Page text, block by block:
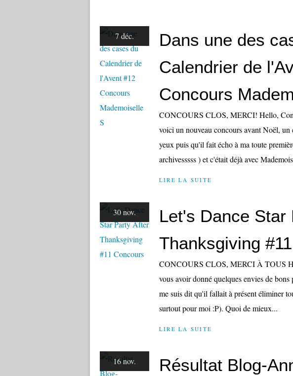
7 déc.
Dans une des
Calendrier de
Concours
CONCOURS CLOS, MERCI! Hello,
voici un nouveau concours avant Noël, un
yeux puis qu'il fait écho à ma toute
archivesssss ) et c'était déjà avec
LIRE LA SUITE
30 nov.
Let's Dance Star
Thanksgiving
CONCOURS CLOS, MERCI À TOUS
vous avoir donné quelques envies de
me suis dit qu'il fallait à présent éliminer
surtout pour moi :P). Quoi de mieux...
LIRE LA SUITE
16 nov. Résultat Blog-